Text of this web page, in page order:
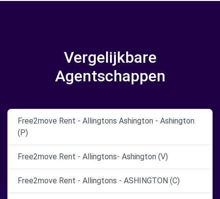
Vergelijkbare
Agentschappen
Free2move Rent - Allingtons Ashington - Ashington
(P)
Free2move Rent - Allingtons- Ashington (V)
Free2move Rent - Allingtons - ASHINGTON (C)